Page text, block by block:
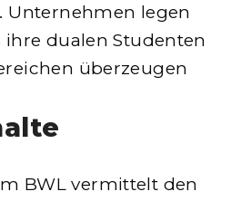
Unternehmen legen
ihre dualen Studenten
überzeugen
BWL vermittelt den